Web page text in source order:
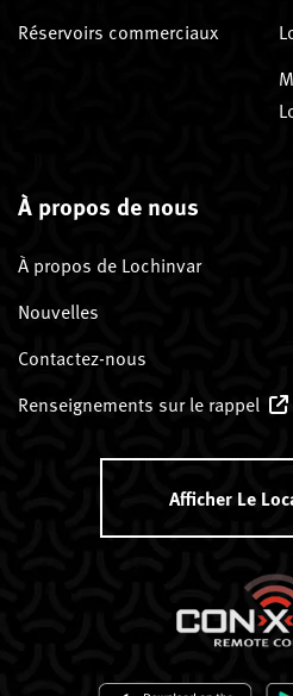
Réservoirs commerciaux
À propos de nous
À propos de Lochinvar
Nouvelles
Contactez-nous
Renseignements sur le rappel
Afficher Le